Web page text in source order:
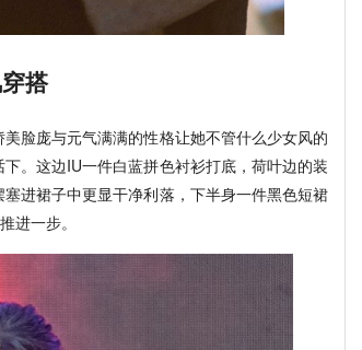
搭
脸庞与元气满满的性格让她不管什么少女风的
。这边IU一件白蓝拼色衬衫打底，荷叶边的装
进裙子中更显干净利落，下半身一件黑色短裙
进一步。